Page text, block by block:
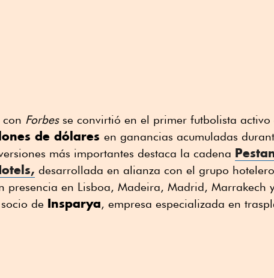
con Forbesse convirtió en el primer futbolista activo
de dólares en ganancias acumuladas
más importantes destaca la cadena
, desarrollada en alianza con el grupo
presencia en Lisboa, Madeira, Madrid, Marrakech
de Insparya, empresa especializada en